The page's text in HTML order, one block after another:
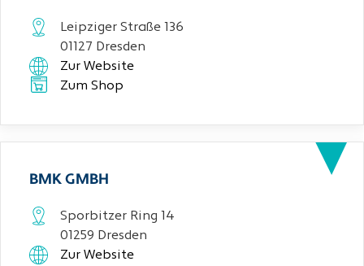
Leipziger Straße 136
01127 Dresden
Zur Website
Zum Shop
BMK GMBH
Sporbitzer Ring 14
01259 Dresden
Zur Website